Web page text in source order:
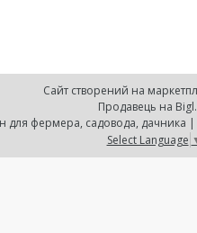
Сайт створений на
Продавець на
ZELENSVIT.COM — інтернет магазин для фермера, садовода, дачника |
Select Language